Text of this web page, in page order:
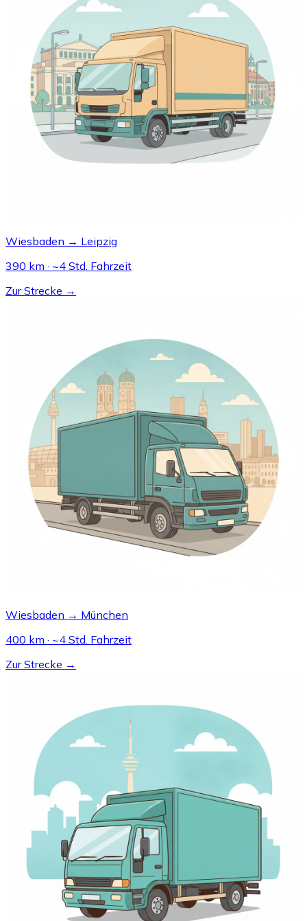
Wiesbaden → Leipzig
390 km · ~4 Std. Fahrzeit
Zur Strecke →
Wiesbaden → München
400 km · ~4 Std. Fahrzeit
Zur Strecke →